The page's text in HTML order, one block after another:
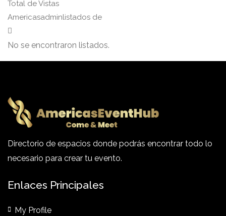
Total de Vistas
Americasadminlistados de
No se encontraron listados.
Directorio de espacios donde podrás encontrar todo lo
necesario para crear tu evento.
Enlaces Principales
My Profile